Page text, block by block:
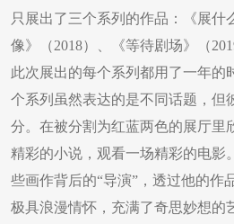
只展出了三个系列的作品：《展什
像》（2018）、《等待剧场》（
此次展出的每个系列都用了一年的
个系列虽然表达的是不同话题，但
分。在被分割为红蓝两色的展厅里
精彩的小说，观看一场精彩的电影
些画作背后的“导演”，透过他的作
极具浪漫情怀，充满了奇思妙想的